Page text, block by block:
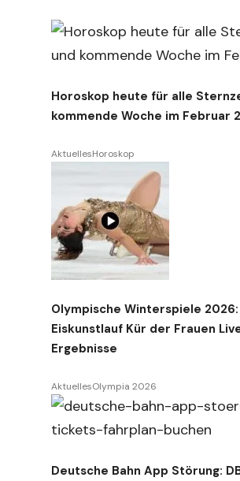
Horoskop heute für alle
kommende Woche im Februar
AktuellesHoroskop
Olympische Winterspiele 2026:
Eiskunstlauf Kür der Frauen
Ergebnisse
AktuellesOlympia 2026
Deutsche Bahn App Störung: